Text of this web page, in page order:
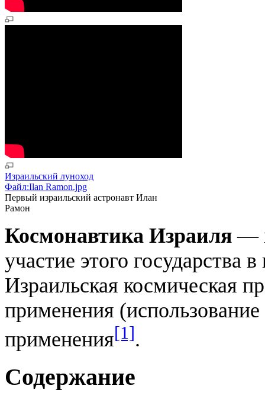
Израильский луноход
Файл:Ilan Ramon.jpg
Первый израильский астронавт Илан
Рамон
Космонавтика Израиля —
участие этого государства
Израильская космическая
применения (использование
применения[1].
Содержание